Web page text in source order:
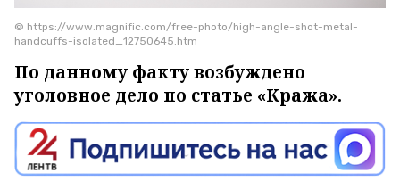
© https://www.magnific.com/free-photo/high-angle-shot-metal-
handcuffs-isolated_12750645.htm
По данному факту возбуждено
уголовное дело по статье «Кража».